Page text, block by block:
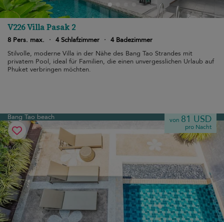
V226 Villa Pasak 2
8 Pers. max. · 4 Schlafzimmer · 4 Badezimmer
Stilvolle, moderne Villa in der Nähe des Bang Tao Strandes mit
privatem Pool, ideal für Familien, die einen unvergesslichen Urlaub auf
Phuket verbringen möchten.
Bang Tao beach von 81 USD
pro Nacht